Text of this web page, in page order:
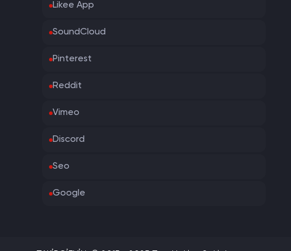
Likee App
SoundCloud
Pinterest
Reddit
Vimeo
Discord
Seo
Google